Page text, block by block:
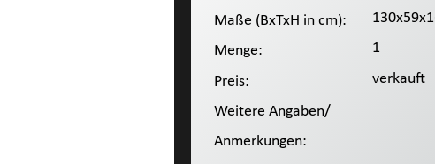
Maße (BxTxH in cm):
Menge:
Preis:
Weitere Angaben/
Anmerkungen:
1
verkauft